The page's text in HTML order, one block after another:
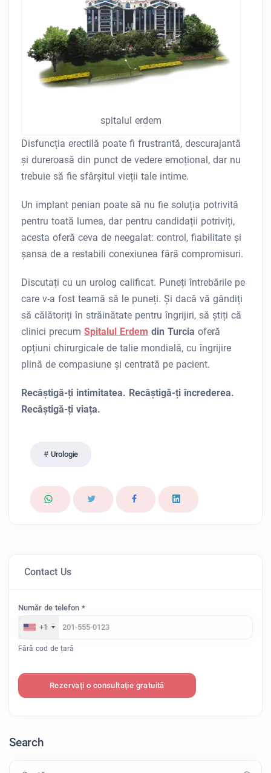
spitalul erdem
Disfuncția erectilă poate fi frustrantă, descurajantă
și dureroasă din punct de vedere emoțional, dar nu
trebuie să fie sfârșitul vieții tale intime.
Un implant penian poate să nu fie soluția potrivită
pentru toată lumea, dar pentru candidații potriviți,
acesta oferă ceva de neegalat: control, fiabilitate și
șansa de a restabili conexiunea fără compromisuri.
Discutați cu un urolog calificat. Puneți întrebările pe
care v-a fost teamă să le puneți. Și dacă vă gândiți
să călătoriți în străinătate pentru îngrijiri, să știți că
clinici precum Spitalul Erdem din Turcia oferă
opțiuni chirurgicale de talie mondială, cu îngrijire
plină de compasiune și centrată pe pacient.
Recâștigă-ți intimitatea. Recâștigă-ți încrederea.
Recâștigă-ți viața.
Urologie
Contact Us
Număr de telefon *
+1
Fără cod de țară
Rezervați o consultație gratuită
Search